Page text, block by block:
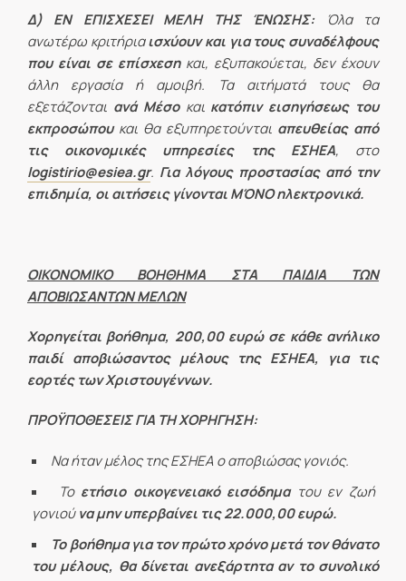
Δ) ΕΝ ΕΠΙΣΧΕΣΕΙ ΜΕΛΗ ΤΗΣ ΈΝΩΣΗΣ:
Όλα τα
ανωτέρω κριτήριαισχύουν και για τους συναδέλφους
που είναι σε επίσχεσηκαι, εξυπακούεται, δεν έχουν
άλλη εργασία ή αμοιβή. Τα αιτήματά τους θα
εξετάζονται ανά Μέσοκαι κατόπιν εισηγήσεως του
εκπροσώπουκαι θα εξυπηρετούνται απευθείας από
τις οικονομικές υπηρεσίες της ΕΣΗΕΑ, στο
logistirio@esiea.gr. Για λόγους προστασίας από την
επιδημία, οι αιτήσεις γίνονται ΜΌΝΟ ηλεκτρονικά.
ΟΙΚΟΝΟΜΙΚΟ ΒΟΗΘΗΜΑ ΣΤΑ ΠΑΙΔΙΑ ΤΩΝ
ΑΠΟΒΙΩΣΑΝΤΩΝ ΜΕΛΩΝ
Χορηγείται βοήθημα, 200,00 ευρώ σε κάθε ανήλικο
παιδί αποβιώσαντος μέλους της ΕΣΗΕΑ, για τις
εορτές των Χριστουγέννων.
ΠΡΟΫΠΟΘΕΣΕΙΣ ΓΙΑ ΤΗ ΧΟΡΗΓΗΣΗ:
Να ήταν μέλος της ΕΣΗΕΑ ο αποβιώσας γονιός.
Το ετήσιο οικογενειακό εισόδηματου εν ζωή
γονιούνα μην υπερβαίνει τις 22.000,00 ευρώ.
Το βοήθημα για τον πρώτο χρόνο μετά τον θάνατο
του μέλους, θα δίνεται ανεξάρτητα αν το συνολικό